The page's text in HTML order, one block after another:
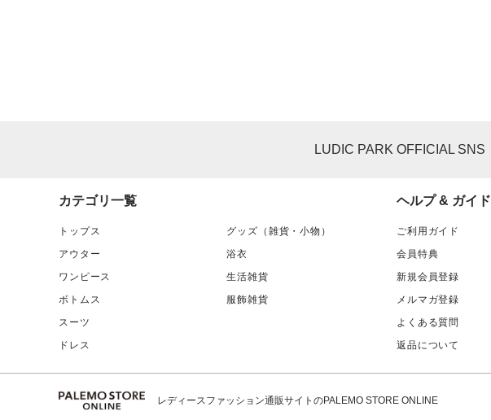
LUDIC PARK OFFICIAL SNS
カテゴリ一覧
トップス
アウター
ワンピース
ボトムス
スーツ
ドレス
グッズ（雑貨・小物）
浴衣
生活雑貨
服飾雑貨
ヘルプ & ガイド
ご利用ガイド
会員特典
新規会員登録
メルマガ登録
よくある質問
返品について
レディースファッション通販サイトのPALEMO STORE ONLINE